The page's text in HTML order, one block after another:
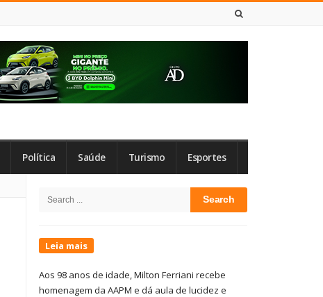
Política Saúde Turismo Esportes
Sidebar
Search
Leia mais
Aos 98 anos de idade, Milton Ferriani recebe
homenagem da AAPM e dá aula de lucidez e